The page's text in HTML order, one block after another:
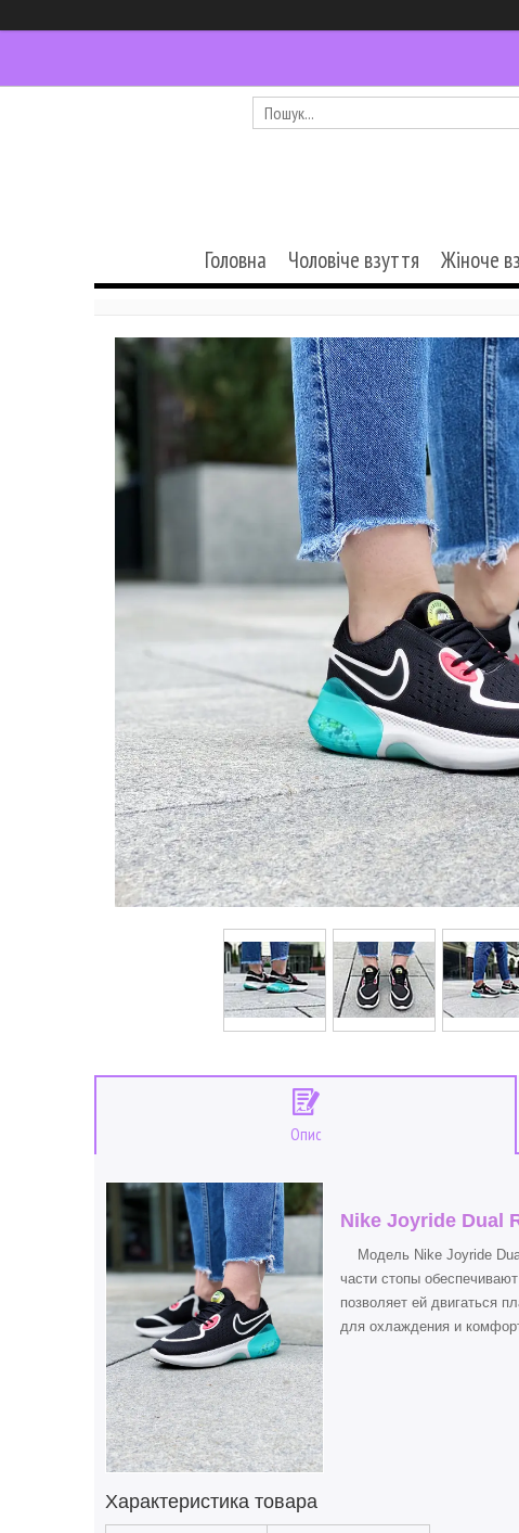
Головна Чоловіче взуття Жіноче
Опис
Nike Joyride Dual
Модель Nike Joyride Dual
части стопы
позволяет ей двигаться
для охлаждения и
Характеристика товара